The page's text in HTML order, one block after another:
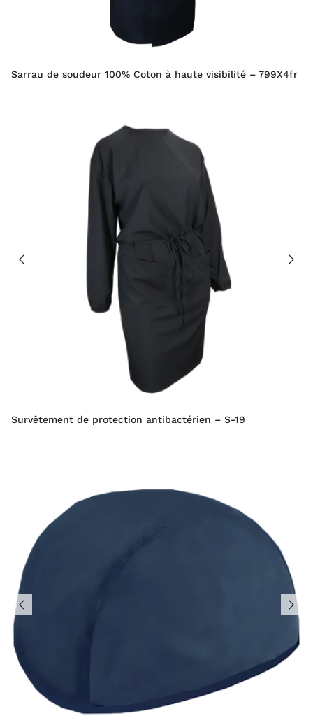
Sarrau de soudeur 100% Coton à haute visibilité – 799X4fr
Survêtement de protection antibactérien – S-19